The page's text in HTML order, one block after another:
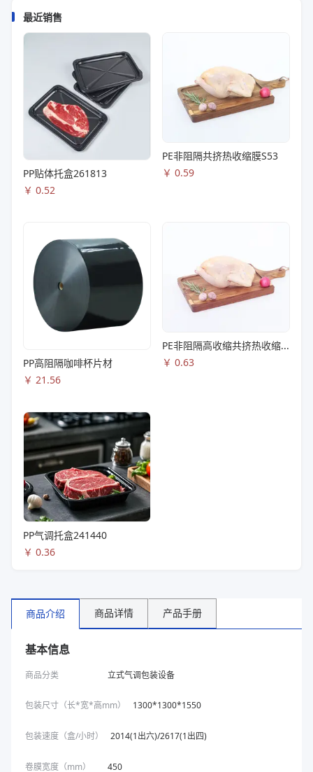
最近销售
PP贴体托盒261813
￥ 0.52
PE非阻隔共挤热收缩膜S53
￥ 0.59
PP高阻隔咖啡杯片材
￥ 21.56
PE非阻隔高收缩共挤热收缩膜S83
￥ 0.63
PP气调托盒241440
￥ 0.36
商品介绍 商品详情 产品手册
基本信息
商品分类 立式气调包装设备
包装尺寸（长*宽*高mm） 1300*1300*1550
包装速度（盒/小时） 2014(1出六)/2617(1出四)
卷膜宽度（mm） 450